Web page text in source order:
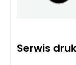
Serwis